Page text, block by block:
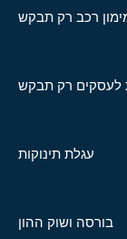
רכב רק תבקש
לעסקים רק תבקש
עגלת תינוקות
בורסה ושוק ההון